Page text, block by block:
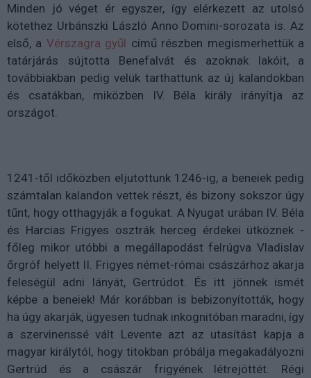
Minden jó véget ér egyszer, így elérkezett az utolsó
kötethez Urbánszki László Anno Domini-sorozata is. Az
első, a Vérszagra gyűl című részben megismerhettük a
tatárjárás sújtotta Benefalvát és azoknak lakóit, a
továbbiakban pedig velük tarthattunk az új kalandokban
és csatákban, miközben IV. Béla király irányítja az
országot.
1241-től időközben eljutottunk 1246-ig, a beneiek pedig
számtalan kalandon vettek részt, és bizony sokszor úgy
tűnt, hogy otthagyják a fogukat. A Nyugat urában IV. Béla
és Harcias Frigyes osztrák herceg érdekei ütköznek -
főleg mikor utóbbi a megállapodást felrúgva Vladislav
őrgróf helyett II. Frigyes német-római császárhoz akarja
feleségül adni lányát, Gertrúdot. És itt jönnek ismét
képbe a beneiek! Már korábban is bebizonyították, hogy
ha úgy akarják, ügyesen tudnak inkognitóban maradni, így
a szervinenssé vált Levente azt az utasítást kapja a
magyar királytól, hogy titokban próbálja megakadályozni
Gertrúd és a császár frigyének létrejöttét. Régi